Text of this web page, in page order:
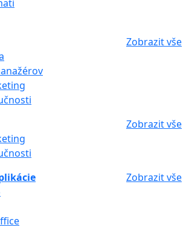
Zobrazit vše
Zobrazit vše
Zobrazit vše